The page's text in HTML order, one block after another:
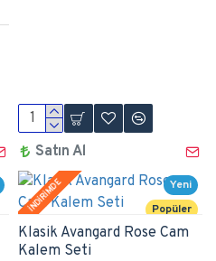
Satın Al
Yeni
Popüler
İNDİRİMDE
Klasik Avangard Rose Cam
Kalem Seti